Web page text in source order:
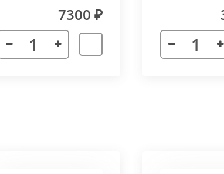
Придает прибору завершенности и
увеличивает жесткость короба.
7300 ₽